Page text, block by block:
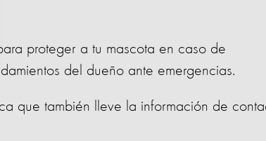
proteger a tu mascota en caso de
del dueño ante emergencias.
que también lleve la información de